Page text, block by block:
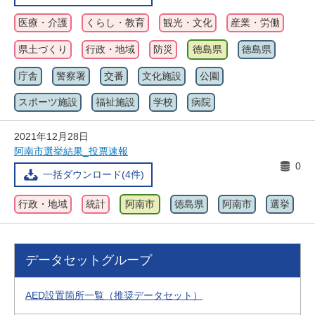
医療・介護 くらし・教育 観光・文化 産業・労働
県土づくり 行政・地域 防災 徳島県 徳島県
庁舎 警察署 交番 文化施設 公園
スポーツ施設 福祉施設 学校 病院
2021年12月28日
阿南市選挙結果_投票速報
一括ダウンロード(4件)
0
行政・地域 統計 阿南市 徳島県 阿南市 選挙
データセットグループ
AED設置箇所一覧（推奨データセット）